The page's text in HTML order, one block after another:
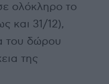
ολόκληρο το
και 31/12),
του δώρου
της